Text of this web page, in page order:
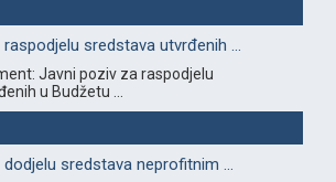
sredstava utvrđenih ...
Javni poziv za raspodjelu
u Budžetu ...
sredstava neprofitnim ...